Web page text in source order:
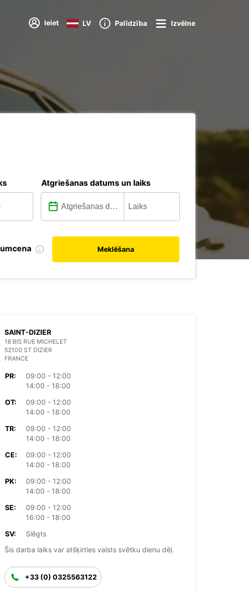
Ieiet LV Palīdzība Izvēlne
Atgriešanas datums un laiks
Meklēšana
SAINT-DIZIER
18 BIS RUE MICHELET
52100 ST DIZIER
FRANCE
PR:
09:00 - 12:00
14:00 - 18:00
OT:
09:00 - 12:00
14:00 - 18:00
TR:
09:00 - 12:00
14:00 - 18:00
CE:
09:00 - 12:00
14:00 - 18:00
PK:
09:00 - 12:00
14:00 - 18:00
SE:
09:00 - 12:00
16:00 - 18:00
SV:
Slēgts
Šis darba laiks var atšķirties valsts svētku dienu dēļ.
+33 (0) 0325563122